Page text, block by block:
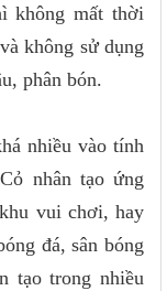
không mất thời
không sử dụng
phân bón.
nhiều vào tính
nhân tạo ứng
vui chơi, hay
đá, sân bóng
tạo trong nhiều